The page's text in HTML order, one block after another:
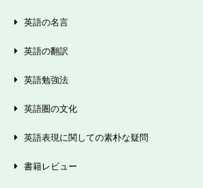
英語の名言
英語の翻訳
英語勉強法
英語圏の文化
英語表現に関しての素朴な疑問
書籍レビュー